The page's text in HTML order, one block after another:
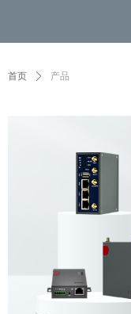
首页 ꄲ 产品